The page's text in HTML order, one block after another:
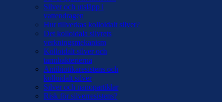
Silver och utsläpp i
vattendragen
Hur tillverkas kolloidalt silver?
Det kolloidala silvrets
verkningsmekanism
Kolloidalt silver och
tarmbakterierna
Antibiotikaresistens och
kolloidalt silver
Silver och nanopartiklar
Risk för silverresistens?